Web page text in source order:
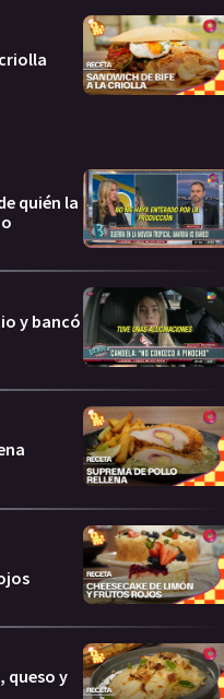
quién la
y bancó
queso y